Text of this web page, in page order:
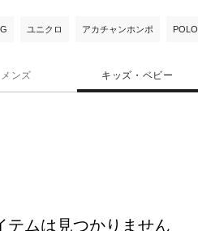
ユニクロ アカチャンホンポ
メンズ キッズ・ベビー
テムは見つかりません